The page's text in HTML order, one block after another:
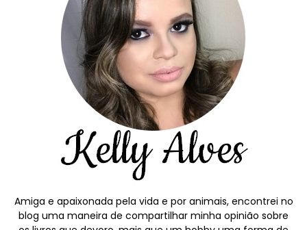
Amiga e apaixonada pela vida e por animais, encontrei no
blog uma maneira de compartilhar minha opinião sobre